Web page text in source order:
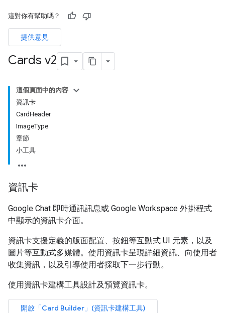
這對你有幫助嗎？
提供意見
Cards v2
這個頁面中的內容
資訊卡
CardHeader
ImageType
章節
小工具
資訊卡
Google Chat 即時通訊訊息或 Google Workspace 外掛程式
中顯示的資訊卡介面。
資訊卡支援定義的版面配置、按鈕等互動式 UI 元素，以及
圖片等互動式多媒體。使用資訊卡呈現詳細資訊、向使用者
收集資訊，以及引導使用者採取下一步行動。
使用資訊卡建構工具設計及預覽資訊卡。
開啟「Card Builder」(資訊卡建構工具)